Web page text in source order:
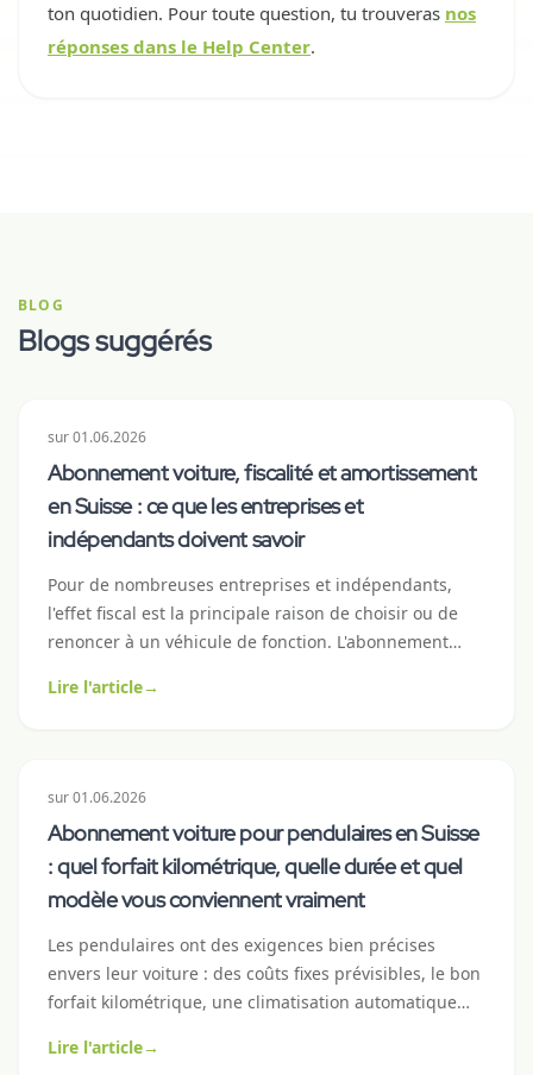
ton quotidien. Pour toute question, tu trouveras nos
réponses dans le Help Center.
BLOG
Blogs suggérés
sur01.06.2026
Abonnement voiture, fiscalité et amortissement
en Suisse : ce que les entreprises et
indépendants doivent savoir
Pour de nombreuses entreprises et indépendants,
l'effet fiscal est la principale raison de choisir ou de
renoncer à un véhicule de fonction. L'abonnement
leasing ou de l'achat : généralement plus simple,
Lire l'article→
sur01.06.2026
Abonnement voiture pour pendulaires en Suisse
: quel forfait kilométrique, quelle durée et quel
modèle vous conviennent vraiment
Les pendulaires ont des exigences bien précises
envers leur voiture : des coûts fixes prévisibles, le bon
forfait kilométrique, une climatisation automatique
consommation. Ce guide pratique montre quelle
Lire l'article→